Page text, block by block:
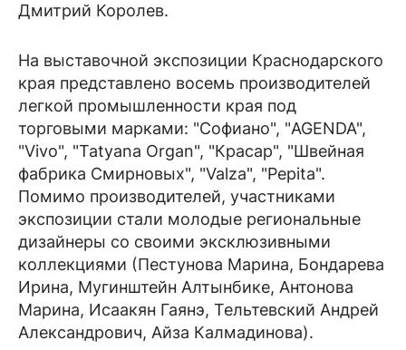
Дмитрий Королев.
На выставочной экспозиции Краснодарского
края представлено восемь производителей
легкой промышленности края под
торговыми марками: "Софиано", "AGENDA",
"Vivo", "Tatyana Organ", "Красар", "Швейная
фабрика Смирновых", "Valza", "Pepita".
Помимо производителей, участниками
экспозиции стали молодые региональные
дизайнеры со своими эксклюзивными
коллекциями (Пестунова Марина, Бондарева
Ирина, Мугинштейн Алтынбике, Антонова
Марина, Исаакян Гаянэ, Тельтевский Андрей
Александрович, Айза Калмадинова).